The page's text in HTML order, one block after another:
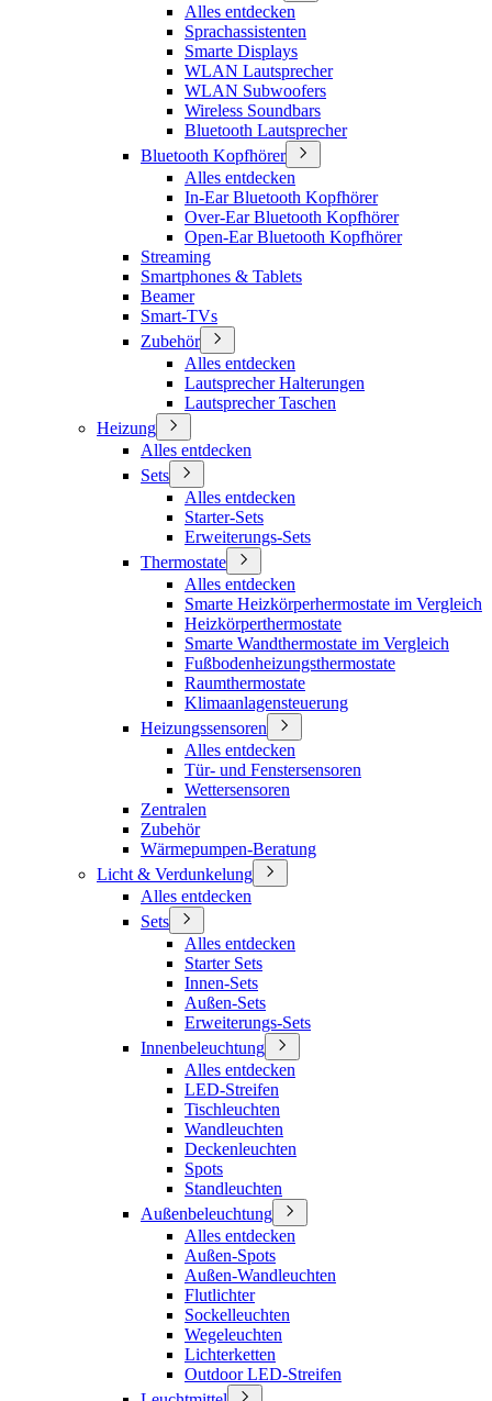
Alles entdecken
Sprachassistenten
Smarte Displays
WLAN Lautsprecher
WLAN Subwoofers
Wireless Soundbars
Bluetooth Lautsprecher
Bluetooth Kopfhörer
Alles entdecken
In-Ear Bluetooth Kopfhörer
Over-Ear Bluetooth Kopfhörer
Open-Ear Bluetooth Kopfhörer
Streaming
Smartphones & Tablets
Beamer
Smart-TVs
Zubehör
Alles entdecken
Lautsprecher Halterungen
Lautsprecher Taschen
Heizung
Alles entdecken
Sets
Alles entdecken
Starter-Sets
Erweiterungs-Sets
Thermostate
Alles entdecken
Smarte Heizkörperhermostate im Vergleich
Heizkörperthermostate
Smarte Wandthermostate im Vergleich
Fußbodenheizungsthermostate
Raumthermostate
Klimaanlagensteuerung
Heizungssensoren
Alles entdecken
Tür- und Fenstersensoren
Wettersensoren
Zentralen
Zubehör
Wärmepumpen-Beratung
Licht & Verdunkelung
Alles entdecken
Sets
Alles entdecken
Starter Sets
Innen-Sets
Außen-Sets
Erweiterungs-Sets
Innenbeleuchtung
Alles entdecken
LED-Streifen
Tischleuchten
Wandleuchten
Deckenleuchten
Spots
Standleuchten
Außenbeleuchtung
Alles entdecken
Außen-Spots
Außen-Wandleuchten
Flutlichter
Sockelleuchten
Wegeleuchten
Lichterketten
Outdoor LED-Streifen